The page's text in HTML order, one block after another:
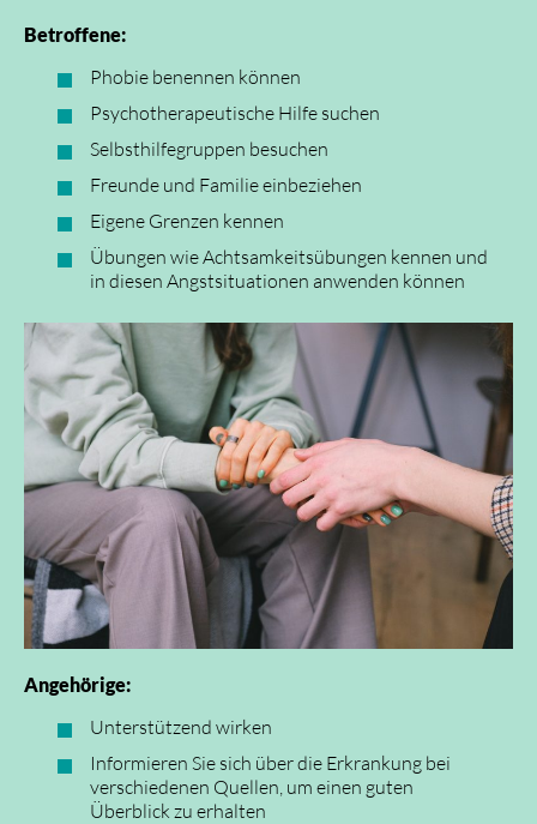
Betroffene:
Phobie benennen können
Psychotherapeutische Hilfe suchen
Selbsthilfegruppen besuchen
Freunde und Familie einbeziehen
Eigene Grenzen kennen
Übungen wie Achtsamkeitsübungen kennen und
in diesen Angstsituationen anwenden können
Angehörige:
Unterstützend wirken
Informieren Sie sich über die Erkrankung bei
verschiedenen Quellen, um einen guten
Überblick zu erhalten